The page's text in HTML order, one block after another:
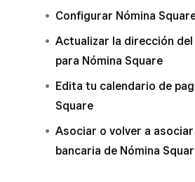
Configurar Nómina
Actualizar la dirección
para Nómina Square
Edita tu calendario de
Square
Asociar o volver a
bancaria de Nómina